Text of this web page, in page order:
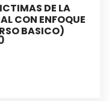
DE LA
CON ENFOQUE
BASICO)